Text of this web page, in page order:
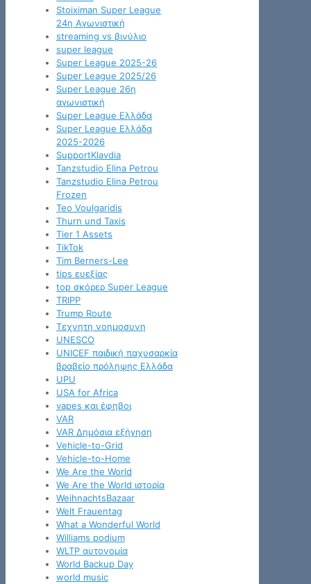
Stoiximan Super League
24η Αγωνιστική
streaming vs βινύλιο
super league
Super League 2025-26
Super League 2025/26
Super League 26η
αγωνιστική
Super League Ελλάδα
Super League Ελλάδα
2025-2026
SupportKlavdia
Tanzstudio Elina Petrou
Tanzstudio Elina Petrou
Frozen
Teo Voulgaridis
Thurn und Taxis
Tier 1 Assets
TikTok
Tim Berners-Lee
tips ευεξίας
top σκόρερ Super League
TRIPP
Trump Route
Tεχνητη νοημοσυνη
UNESCO
UNICEF παιδική παχυσαρκία
βραβείο πρόληψης Ελλάδα
UPU
USA for Africa
vapes και έφηβοι
VAR
VAR Δημόσια εξήγηση
Vehicle-to-Grid
Vehicle-to-Home
We Are the World
We Are the World ιστορία
WeihnachtsBazaar
Welt Frauentag
What a Wonderful World
Williams podium
WLTP αυτονομία
World Backup Day
world music